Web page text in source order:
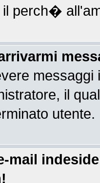
il perch�
il
utente.
mail